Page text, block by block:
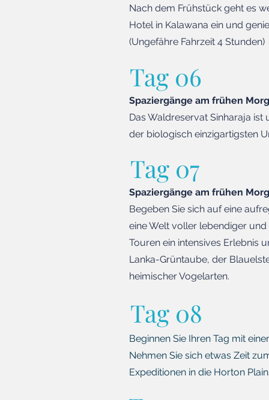
Nach dem Frühstück geht es
Hotel in Kalawana ein und
(Ungefähre Fahrzeit 4 Stunden)
Tag 06
Spaziergänge am frühen
Das Waldreservat Sinharaja
der biologisch einzigartigsten
Tag 07
Spaziergänge am frühen
Begeben Sie sich auf eine
eine Welt voller lebendiger
Touren ein intensives Erlebnis
Lanka-Grüntaube, der
heimischer Vogelarten.
Tag 08
Beginnen Sie Ihren Tag mit
Nehmen Sie sich etwas Zeit
Expeditionen in die Horton